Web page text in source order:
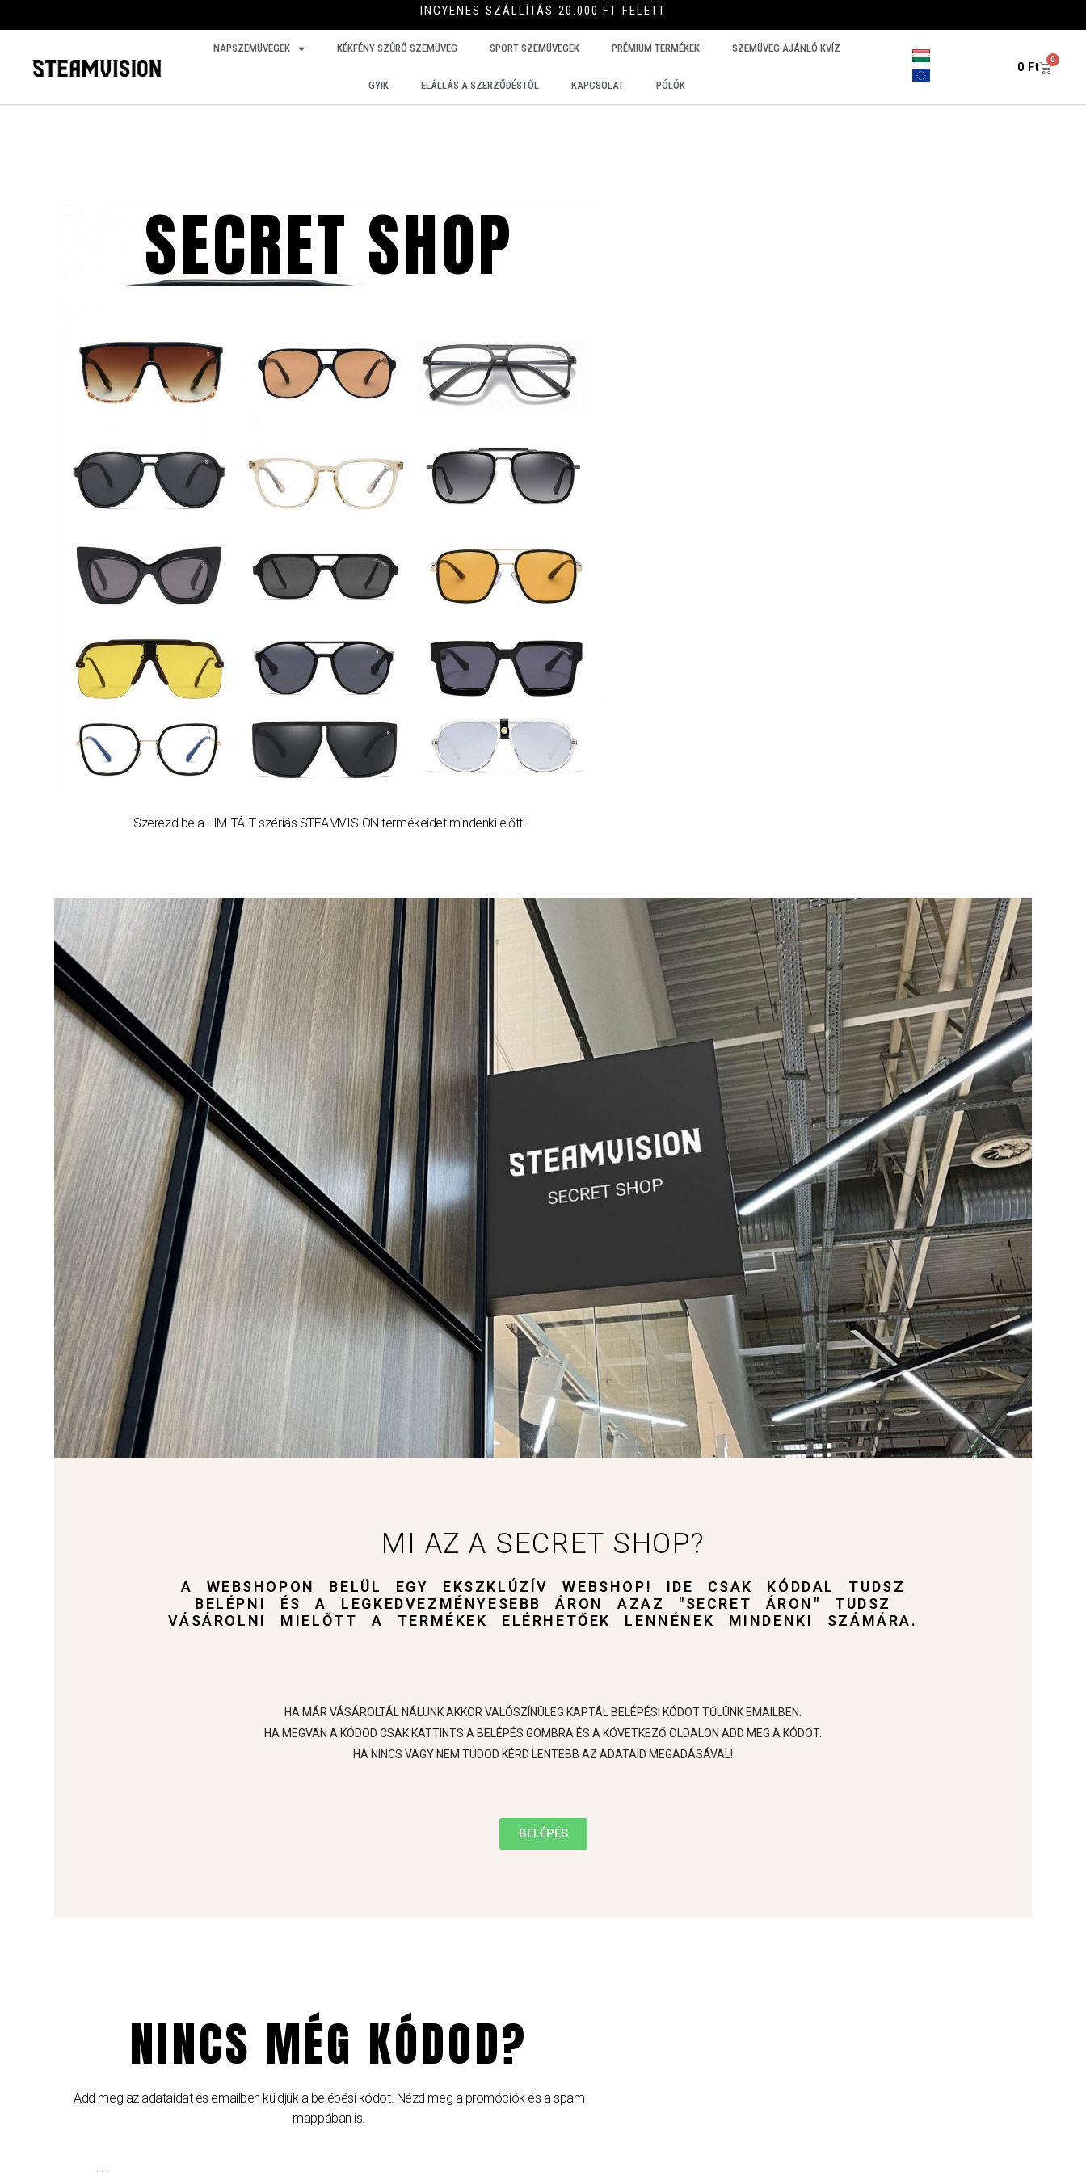
INGYENES SZÁLLÍTÁS 20.000 FT FELETT
NAPSZEMÜVEGEK KÉKFÉNY SZŰRŐ SZEMÜVEG SPORT SZEMÜVEGEK PRÉMIUM TERMÉKEK SZEMÜVEG AJÁNLÓ KVÍZ
GYIK ELÁLLÁS A SZERZŐDÉSTŐL KAPCSOLAT PÓLÓK
0 Ft
0
SECRET SHOP
Szerezd be a LIMITÁLT szériás STEAMVISION termékeidet mindenki előtt!
MI AZ A SECRET SHOP?
A WEBSHOPON BELÜL EGY EKSZKLÚZÍV WEBSHOP! IDE CSAK KÓDDAL TUDSZ
BELÉPNI ÉS A LEGKEDVEZMÉNYESEBB ÁRON AZAZ "SECRET ÁRON" TUDSZ
VÁSÁROLNI MIELŐTT A TERMÉKEK ELÉRHETŐEK LENNÉNEK MINDENKI SZÁMÁRA.
HA MÁR VÁSÁROLTÁL NÁLUNK AKKOR VALÓSZÍNÜLEG KAPTÁL BELÉPÉSI KÓDOT TŰLÜNK EMAILBEN.
HA MEGVAN A KÓDOD CSAK KATTINTS A BELÉPÉS GOMBRA ÉS A KÖVETKEZŐ OLDALON ADD MEG A KÓDOT.
HA NINCS VAGY NEM TUDOD KÉRD LENTEBB AZ ADATAID MEGADÁSÁVAL!
BELÉPÉS
NINCS MÉG KÓDOD?
Add meg az adataidat és emailben küldjük a belépési kódot. Nézd meg a promóciók és a spam
mappában is.